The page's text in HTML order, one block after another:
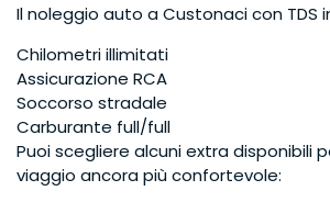
Il noleggio auto a Custonaci con TDS
Chilometri illimitati
Assicurazione RCA
Soccorso stradale
Carburante full/full
Puoi scegliere alcuni extra disponibili
viaggio ancora più confortevole: